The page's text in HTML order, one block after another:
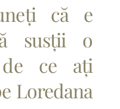
că e
susții o
de ce ați
Loredana